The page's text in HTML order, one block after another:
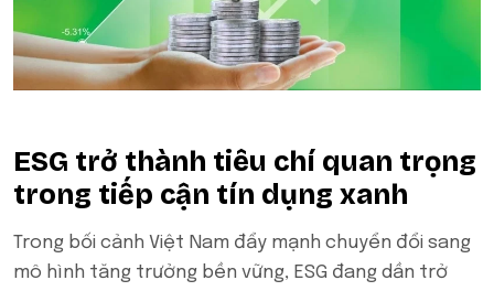
ESG trở thành tiêu chí quan trọng
trong tiếp cận tín dụng xanh
Trong bối cảnh Việt Nam đẩy mạnh chuyển đổi sang
mô hình tăng trưởng bền vững, ESG đang dần trở